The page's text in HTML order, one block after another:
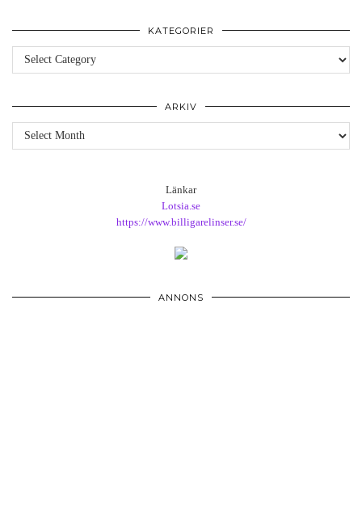
KATEGORIER
Kategorier
ARKIV
Arkiv
Länkar
Lotsia.se
https://www.billigarelinser.se/
ANNONS